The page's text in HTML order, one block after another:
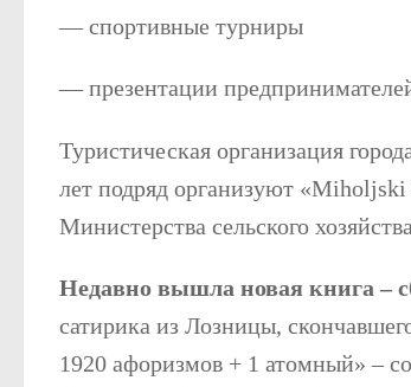
— спортивные турниры
— презентации
Туристическая организация
лет подряд организуют
Министерства сельского
Недавно вышла новая книга –
сатирика из Лозницы,
1920 афоризмов + 1 атомный» –